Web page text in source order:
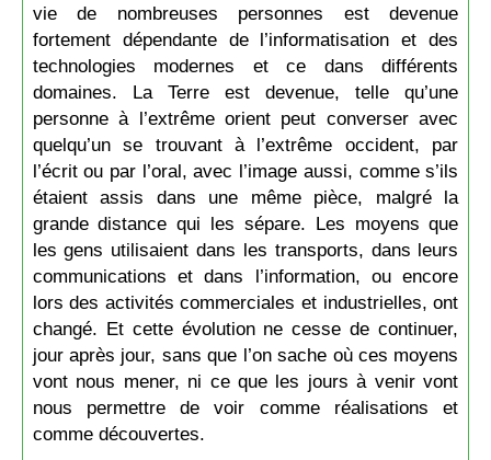
vie de nombreuses personnes est devenue
fortement dépendante de l’informatisation et des
technologies modernes et ce dans différents
domaines. La Terre est devenue, telle qu’une
personne à l’extrême orient peut converser avec
quelqu’un se trouvant à l’extrême occident, par
l’écrit ou par l’oral, avec l’image aussi, comme s’ils
étaient assis dans une même pièce, malgré la
grande distance qui les sépare. Les moyens que
les gens utilisaient dans les transports, dans leurs
communications et dans l’information, ou encore
lors des activités commerciales et industrielles, ont
changé. Et cette évolution ne cesse de continuer,
jour après jour, sans que l’on sache où ces moyens
vont nous mener, ni ce que les jours à venir vont
nous permettre de voir comme réalisations et
comme découvertes.